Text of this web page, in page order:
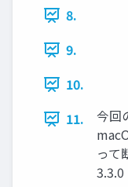
8.
9.
10.
11.
今回
っ
3.3.0